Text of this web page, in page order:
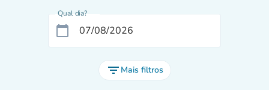
Qual dia?
calendar_today
filter_list Mais filtros